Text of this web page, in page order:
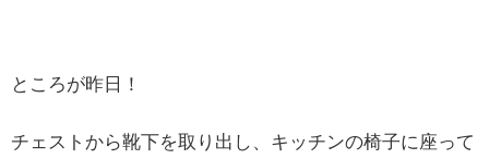
ところが昨日！
チェストから靴下を取り出し、キッチンの椅子に座って